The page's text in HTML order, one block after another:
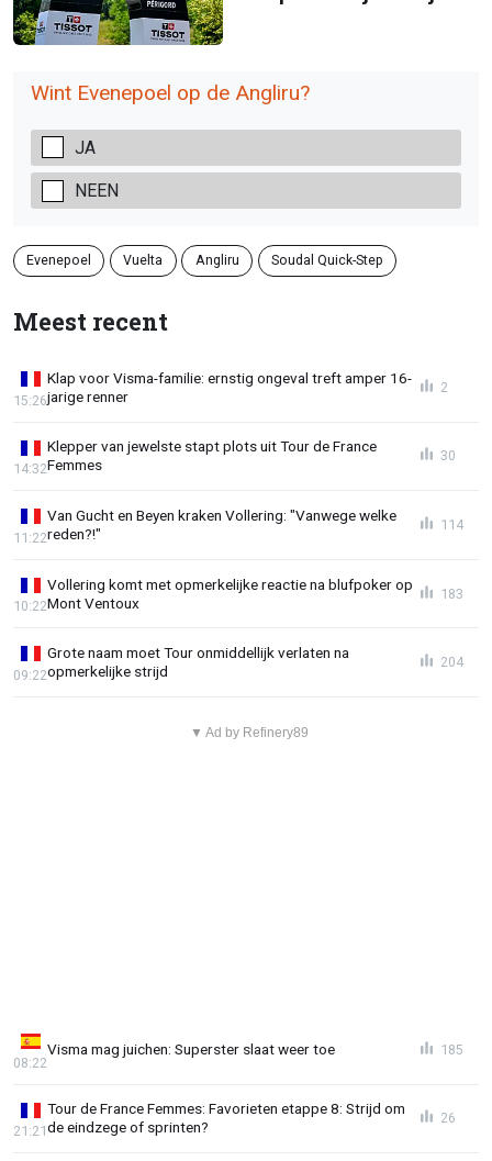
Wint Evenepoel op de Angliru?
JA
NEEN
Evenepoel Vuelta Angliru Soudal Quick-Step
Meest recent
Klap voor Visma-familie: ernstig ongeval treft amper 16-
jarige renner
15:26
2
Klepper van jewelste stapt plots uit Tour de France
Femmes
14:32
30
Van Gucht en Beyen kraken Vollering: "Vanwege welke
reden?!"
11:22
114
Vollering komt met opmerkelijke reactie na blufpoker op
Mont Ventoux
10:22
183
Grote naam moet Tour onmiddellijk verlaten na
opmerkelijke strijd
09:22
204
▼ Ad by Refinery89
Visma mag juichen: Superster slaat weer toe
08:22
185
Tour de France Femmes: Favorieten etappe 8: Strijd om
de eindzege of sprinten?
21:21
26